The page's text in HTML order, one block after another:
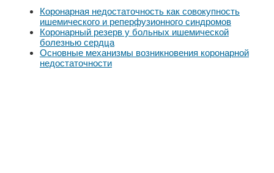
Коронарная недостаточность как совокупность
ишемического и реперфузионного синдромов
Коронарный резерв у больных ишемической
болезнью сердца
Основные механизмы возникновения коронарной
недостаточности